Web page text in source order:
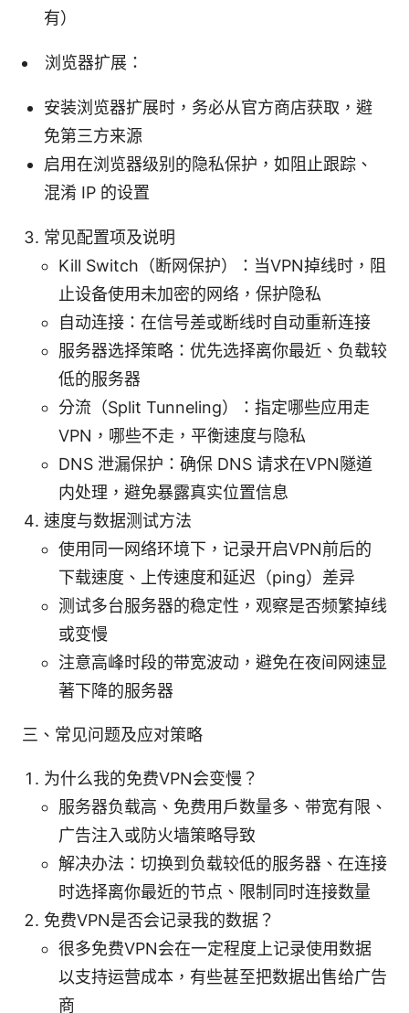
有）
浏览器扩展：
安装浏览器扩展时，务必从官方商店获取，避
免第三方来源
启用在浏览器级别的隐私保护，如阻止跟踪、
混淆 IP 的设置
常见配置项及说明
Kill Switch（断网保护）：当VPN掉线时，阻
止设备使用未加密的网络，保护隐私
自动连接：在信号差或断线时自动重新连接
服务器选择策略：优先选择离你最近、负载较
低的服务器
分流（Split Tunneling）：指定哪些应用走
VPN，哪些不走，平衡速度与隐私
DNS 泄漏保护：确保 DNS 请求在VPN隧道
内处理，避免暴露真实位置信息
速度与数据测试方法
使用同一网络环境下，记录开启VPN前后的
下载速度、上传速度和延迟（ping）差异
测试多台服务器的稳定性，观察是否频繁掉线
或变慢
注意高峰时段的带宽波动，避免在夜间网速显
著下降的服务器
三、常见问题及应对策略
为什么我的免费VPN会变慢？
服务器负载高、免费用户数量多、带宽有限、
广告注入或防火墙策略导致
解决办法：切换到负载较低的服务器、在连接
时选择离你最近的节点、限制同时连接数量
免费VPN是否会记录我的数据？
很多免费VPN会在一定程度上记录使用数据
以支持运营成本，有些甚至把数据出售给广告
商